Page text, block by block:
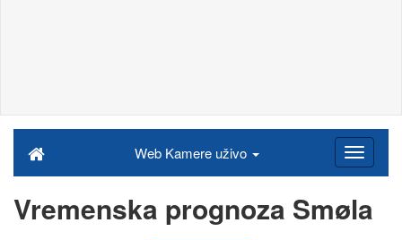
Web Kamere uživo
Vremenska prognoza Smøla